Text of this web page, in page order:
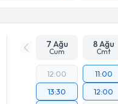
7 Ağu
Cum
8 Ağu
Cmt
12:00
13:30
11:00
12:00